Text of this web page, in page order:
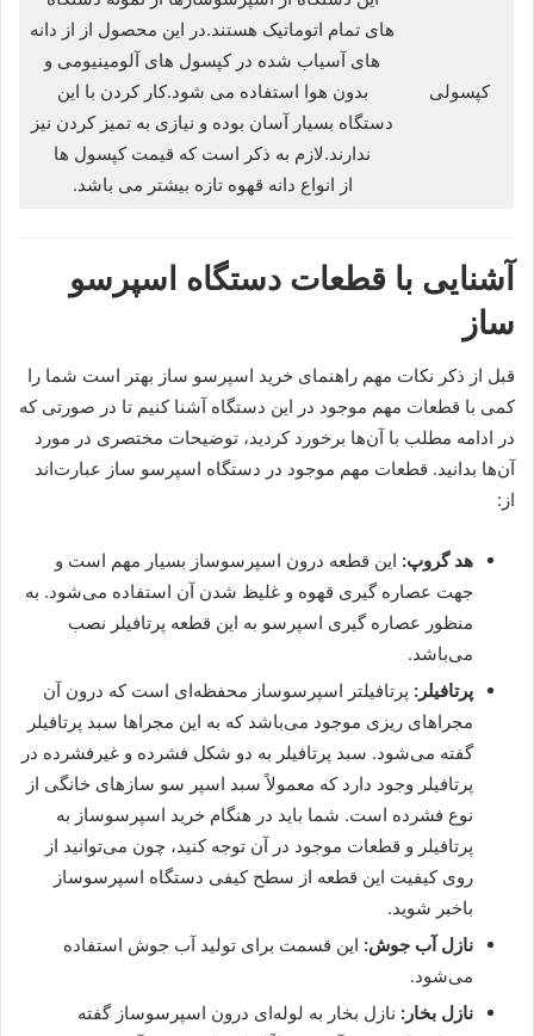
کپسولی
های تمام اتوماتیک هستند.در این محصول از از دانه‌
های آسیاب‌ شده در کپسول های آلومینیومی و
بدون هوا استفاده می شود.کار کردن با این
دستگاه بسیار آسان بوده و نیازی به تمیز کردن نیز
ندارند.لازم به ذکر است که قیمت کپسول‌ ها
از انواع دانه قهوه تازه بیشتر می باشد.
آشنایی با قطعات دستگاه اسپرسو
ساز
قبل از ذکر نکات مهم راهنمای خرید اسپرسو ساز بهتر است شما را
کمی با قطعات مهم موجود در این دستگاه آشنا کنیم تا در صورتی‌ که
در ادامه مطلب با آن‌ها برخورد کردید، توضیحات مختصری در مورد
آن‌ها بدانید. قطعات مهم موجود در دستگاه اسپرسو ساز عبارت‌اند
از:
هد گروپ: این قطعه درون اسپرسوساز بسیار مهم است و
جهت عصاره گیری قهوه و غلیظ شدن آن استفاده می‌شود. به‌
منظور عصاره گیری اسپرسو به این قطعه پرتافیلر نصب
می‌باشد.
پرتافیلر: پرتافیلتر اسپرسوساز محفظه‌ای است که درون آن
مجراهای ریزی موجود می‌باشد که به این مجراها سبد پرتافیلر
گفته می‌شود. سبد پرتافیلر به دو شکل فشرده و غیرفشرده در
پرتافیلر وجود دارد که معمولاً سبد اسپر سو سازهای خانگی از
نوع فشرده است. شما باید در هنگام خرید اسپرسوساز به
پرتافیلر و قطعات موجود در آن توجه کنید، چون می‌توانید از
روی کیفیت این قطعه از سطح کیفی دستگاه اسپرسوساز
باخبر شوید.
نازل آب جوش: این قسمت برای تولید آب جوش استفاده
می‌شود.
نازل بخار: نازل بخار به لوله‌ای درون اسپرسوساز گفته